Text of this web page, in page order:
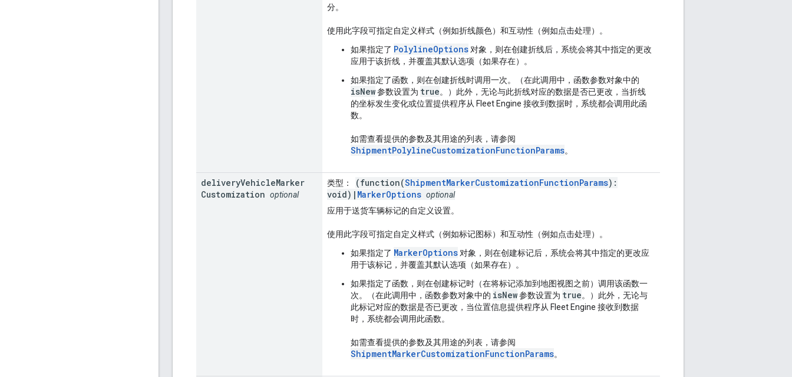
分。
使用此字段可指定自定义样式（例如折线颜色）和互动性（例如点击处理）。
如果指定了 PolylineOptions 对象，则在创建折线后，系统会将其中指定的更改
应用于该折线，并覆盖其默认选项（如果存在）。
如果指定了函数，则在创建折线时调用一次。（在此调用中，函数参数对象中的
isNew参数设置为 true。）此外，无论与此折线对应的数据是否已更改，当折线
的坐标发生变化或位置提供程序从 Fleet Engine 接收到数据时，系统都会调用此函
数。
如需查看提供的参数及其用途的列表，请参阅
ShipmentPolylineCustomizationFunctionParams。
deliveryVehicleMarker
Customization optional
类型 ： (function(ShipmentMarkerCustomizationFunctionParams):
void)| MarkerOptions optional
应用于送货车辆标记的自定义设置。
使用此字段可指定自定义样式（例如标记图标）和互动性（例如点击处理）。
如果指定了 MarkerOptions 对象，则在创建标记后，系统会将其中指定的更改应
用于该标记，并覆盖其默认选项（如果存在）。
如果指定了函数，则在创建标记时（在将标记添加到地图视图之前）调用该函数一
次。（在此调用中，函数参数对象中的 isNew参数设置为 true。）此外，无论与
此标记对应的数据是否已更改，当位置信息提供程序从 Fleet Engine 接收到数据
时，系统都会调用此函数。
如需查看提供的参数及其用途的列表，请参阅
ShipmentMarkerCustomizationFunctionParams。